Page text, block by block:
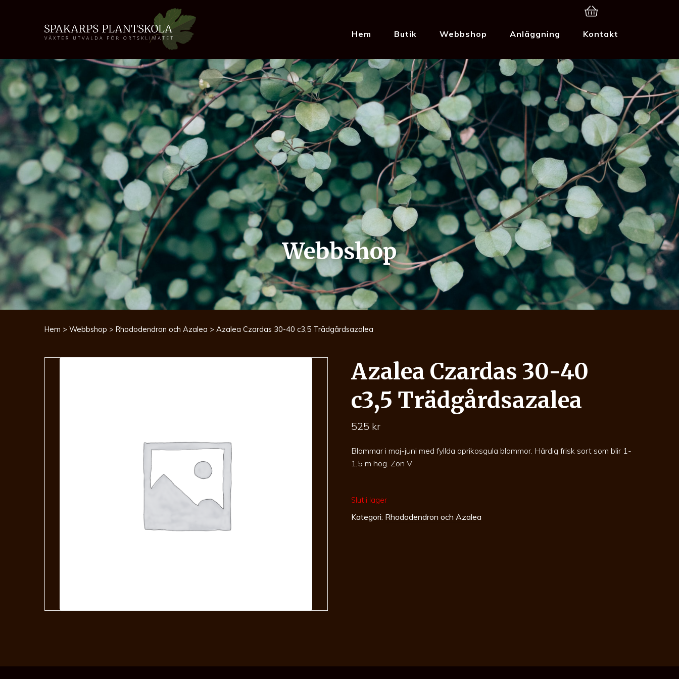
Hem Butik Webbshop Anläggning Kontakt
Webbshop
Hem > Webbshop > Rhododendron och Azalea > Azalea Czardas 30-40 c3,5 Trädgårdsazalea
Azalea Czardas 30-40
c3,5 Trädgårdsazalea
525 kr
Blommar i maj-juni med fyllda aprikosgula blommor. Härdig frisk sort som blir 1-
1,5 m hög. Zon V
Slut i lager
Kategori: Rhododendron och Azalea